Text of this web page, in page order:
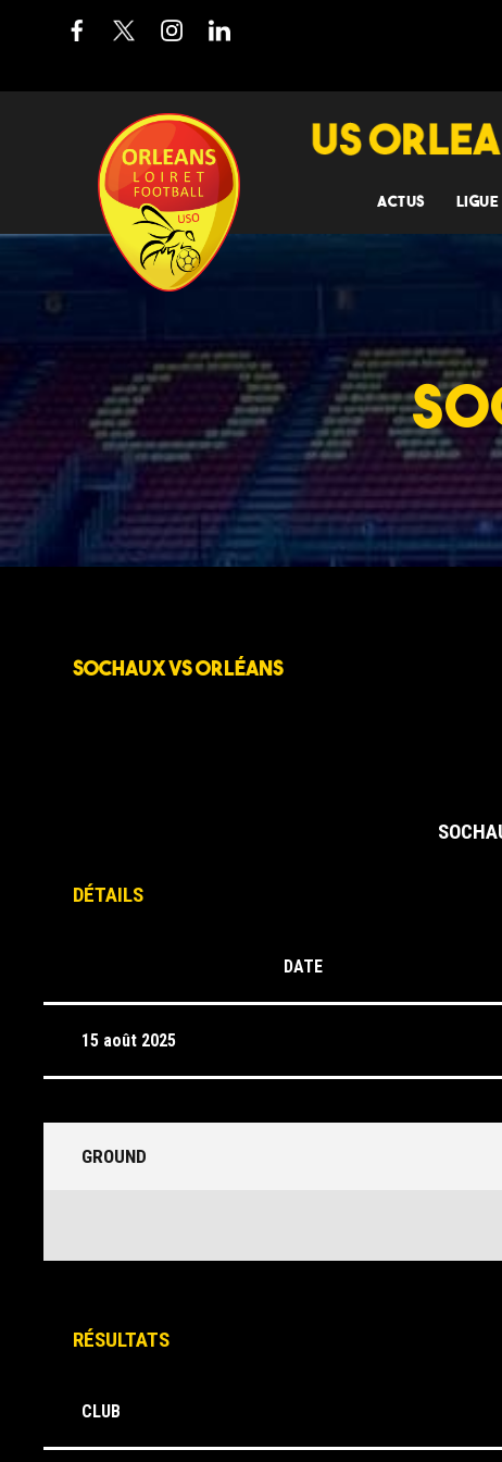
ACTUS LIGUE
SOCHAUX VS ORLÉANS
DÉTAILS
DATE
15 août 2025
GROUND
RÉSULTATS
CLUB